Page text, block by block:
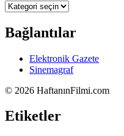
Kategoriler
Bağlantılar
Elektronik Gazete
Sinemagraf
© 2026 HaftanınFilmi.com
Etiketler